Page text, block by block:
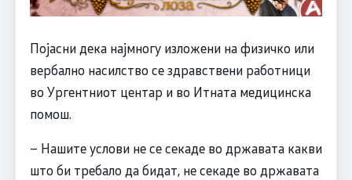
Појасни дека најмногу изложени на физичко или
вербално насилство се здравствени работници
во Ургентниот центар и во Итната медицинска
помош.
– Нашите услови не се секаде во државата какви
што би требало да бидат, не секаде во државата